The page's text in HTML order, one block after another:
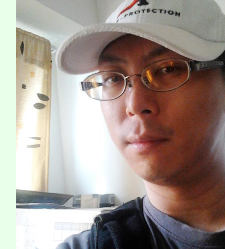
心理、諮商輔導、社會
系所師生報名參加。